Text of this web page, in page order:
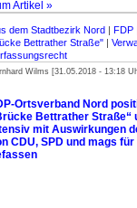
Artikel »
dem Stadtbezirk Nord | FDP
Bettrather Straße" |
Wilms [31.05.2018 - 13:18
Ortsverband Nord
Bettrather Straße“
mit Auswirkungen
CDU, SPD und mags